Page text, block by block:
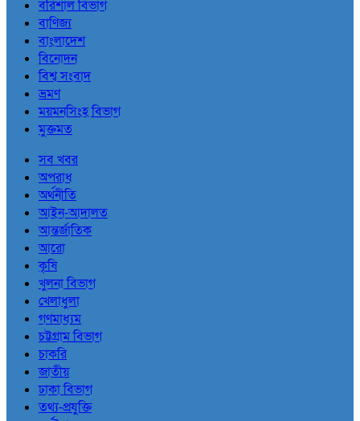
বরিশাল বিভাগ
বাণিজ্য
বাংলাদেশ
বিনোদন
বিশ্ব সংবাদ
ভ্রমণ
ময়মনসিংহ বিভাগ
মুক্তমত
সব খবর
অপরাধ
অর্থনীতি
আইন-আদালত
আন্তর্জাতিক
আরো
কৃষি
খুলনা বিভাগ
খেলাধুলা
গণমাধ্যম
চট্টগ্রাম বিভাগ
চাকরি
জাতীয়
ঢাকা বিভাগ
তথ্য-প্রযুক্তি